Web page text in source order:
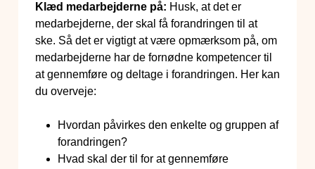
Klæd medarbejderne på: Husk, at det er
medarbejderne, der skal få forandringen til at
ske. Så det er vigtigt at være opmærksom på, om
medarbejderne har de fornødne kompetencer til
at gennemføre og deltage i forandringen. Her kan
du overveje:
Hvordan påvirkes den enkelte og gruppen af
forandringen?
Hvad skal der til for at gennemføre